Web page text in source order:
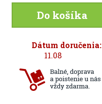
Do košíka
Dátum doručenia:
11.08